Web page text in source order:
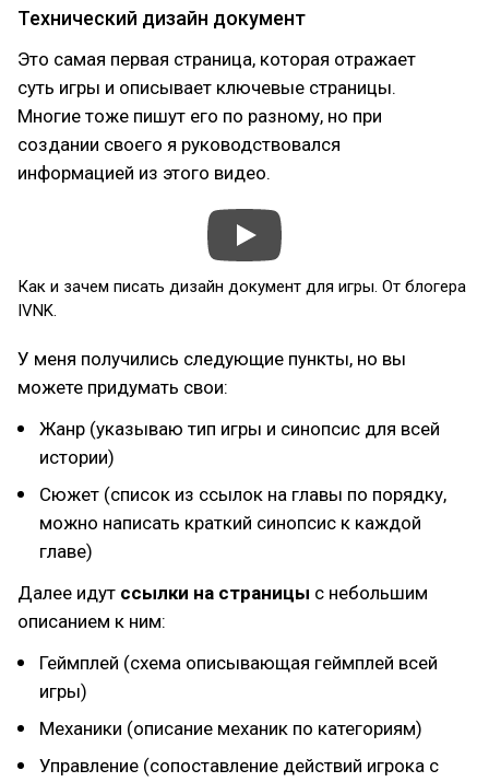
Технический дизайн документ
Это самая первая страница, которая отражает
суть игры и описывает ключевые страницы.
Многие тоже пишут его по разному, но при
создании своего я руководствовался
информацией из этого видео.
Как и зачем писать дизайн документ для игры. От блогера
IVNK.
У меня получились следующие пункты, но вы
можете придумать свои:
Жанр (указываю тип игры и синопсис для всей
истории)
Сюжет (список из ссылок на главы по порядку,
можно написать краткий синопсис к каждой
главе)
Далее идут ссылки на страницы с небольшим
описанием к ним:
Геймплей (схема описывающая геймплей всей
игры)
Механики (описание механик по категориям)
Управление (сопоставление действий игрока с